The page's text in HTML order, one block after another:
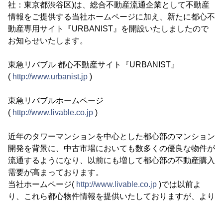
社：東京都渋谷区)は、総合不動産流通企業として不動産
情報をご提供する当社ホームページに加え、新たに都心不
動産専用サイト『URBANIST』を開設いたしましたので
お知らせいたします。
東急リバブル 都心不動産サイト『URBANIST』
( http://www.urbanist.jp )
東急リバブルホームページ
( http://www.livable.co.jp )
近年のタワーマンションを中心とした都心部のマンション
開発を背景に、中古市場においても数多くの優良な物件が
流通するようになり、以前にも増して都心部の不動産購入
需要が高まっております。
当社ホームページ( http://www.livable.co.jp )では以前よ
り、これら都心物件情報を提供いたしておりますが、より